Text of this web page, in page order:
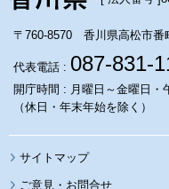
〒760-8570 香川県高松市番
代表電話 : 087-831-
開庁時間 : 月曜日～金曜日・
（休日・年末年始を除く）
サイトマップ